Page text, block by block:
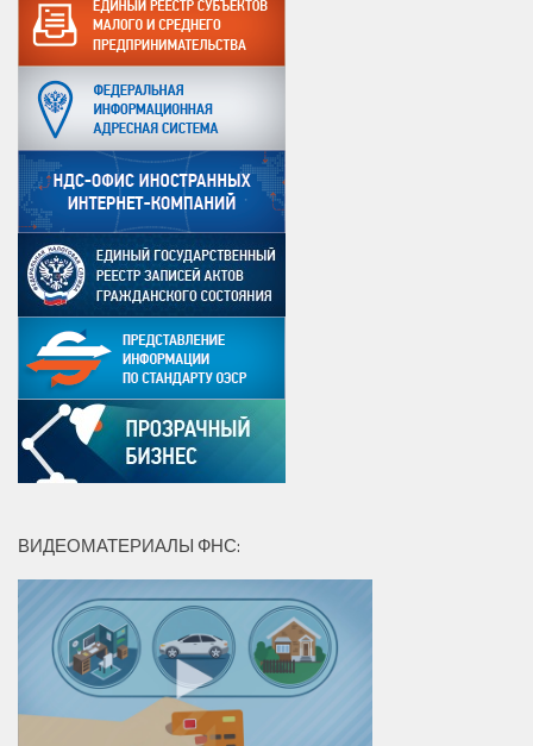
ВИДЕОМАТЕРИАЛЫ ФНС: